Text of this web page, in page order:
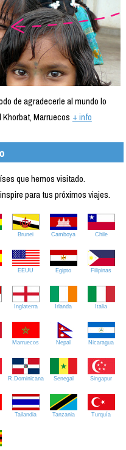
de agradecerle al mundo lo
Marruecos + info
que hemos visitado.
para tus próximos viajes.
Brunei Camboya Chile
EEUU Egipto Filipinas
Inglaterra Irlanda Italia
Marruecos Nepal Nicaragua
R.Dominicana Senegal Singapur
Tailandia Tanzania Turquía